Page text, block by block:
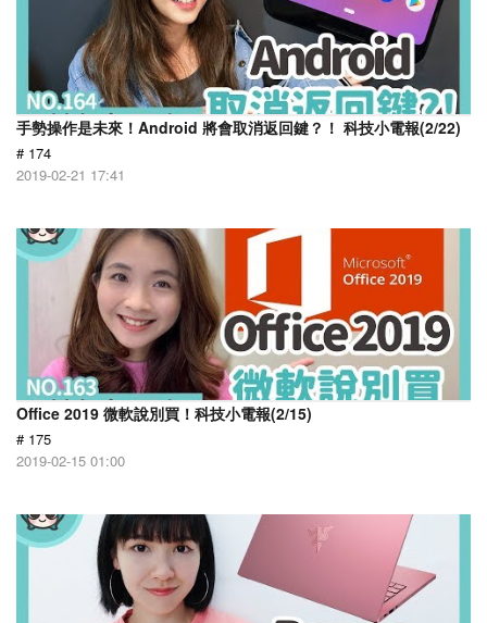
手勢操作是未來！Android 將會取消返回鍵？！ 科技小電報(2/22)
# 174
2019-02-21 17:41
Office 2019 微軟說別買！科技小電報(2/15)
# 175
2019-02-15 01:00